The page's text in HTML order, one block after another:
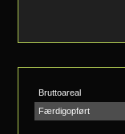
Bruttoareal
Færdigopført